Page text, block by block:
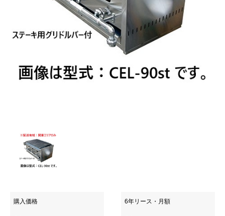
購入価格 6年リース・月額